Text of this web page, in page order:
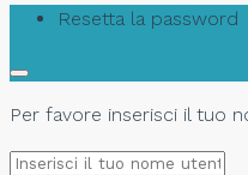
Resetta la password
Per favore inserisci il tuo